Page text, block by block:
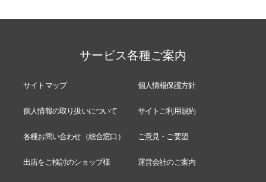
サービス各種ご案内
サイトマップ 個人情報保護方針
個人情報の取り扱いについて サイトご利用規約
各種お問い合わせ（総合窓口） ご意見・ご要望
出店をご検討のショップ様 運営会社のご案内